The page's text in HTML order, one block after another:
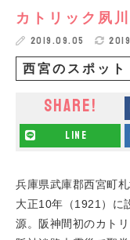
カトリック夙
2019.09.05
西宮のスポット
SHARE!
line
兵庫県武庫郡西宮町
大正10年（1921）に
源。阪神間初のカト